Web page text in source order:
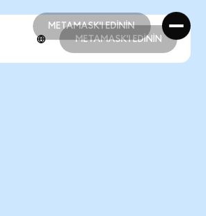
METAMASK'I EDİNİN
METAMASK'I EDİNİN
METAMASK'I EDİNİN